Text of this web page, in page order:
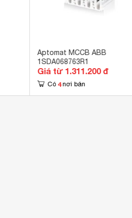
Aptomat MCCB ABB
1SDA068763R1
Giá từ 1.311.200 đ
Có 4 nơi bán